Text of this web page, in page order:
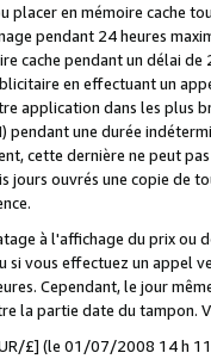
placer en mémoire cache
pendant 24 heures
cache pendant un délai
en effectuant un
application dans les plus
une durée
cette dernière ne peut
jours ouvrés une copie de
à l'affichage du prix
si vous effectuez un appel
Cependant, le jour
la partie date du tampon.
£] (le 01/07/2008 14 h